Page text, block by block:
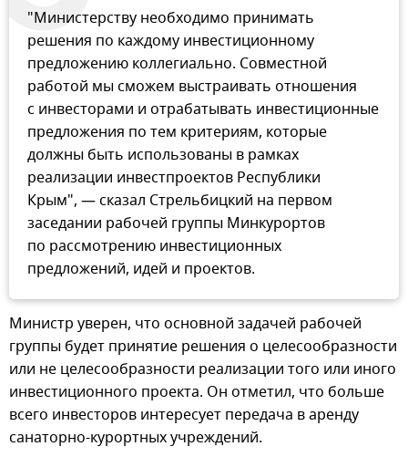
"Министерству необходимо принимать
решения по каждому инвестиционному
предложению коллегиально. Совместной
работой мы сможем выстраивать отношения
с инвесторами и отрабатывать инвестиционные
предложения по тем критериям, которые
должны быть использованы в рамках
реализации инвестпроектов Республики
Крым", — сказал Стрельбицкий на первом
заседании рабочей группы Минкурортов
по рассмотрению инвестиционных
предложений, идей и проектов.
Министр уверен, что основной задачей рабочей
группы будет принятие решения о целесообразности
или не целесообразности реализации того или иного
инвестиционного проекта. Он отметил, что больше
всего инвесторов интересует передача в аренду
санаторно-курортных учреждений.